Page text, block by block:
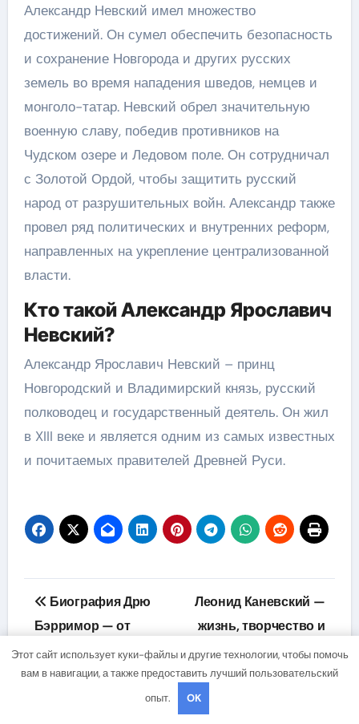
Александр Невский имел множество
достижений. Он сумел обеспечить безопасность
и сохранение Новгорода и других русских
земель во время нападения шведов, немцев и
монголо-татар. Невский обрел значительную
военную славу, победив противников на
Чудском озере и Ледовом поле. Он сотрудничал
с Золотой Ордой, чтобы защитить русский
народ от разрушительных войн. Александр также
провел ряд политических и внутренних реформ,
направленных на укрепление централизованной
власти.
Кто такой Александр Ярославич
Невский?
Александр Ярославич Невский – принц
Новгородский и Владимирский князь, русский
полководец и государственный деятель. Он жил
в XIII веке и является одним из самых известных
и почитаемых правителей Древней Руси.
Навигация
по
записям
Биография Дрю
Бэрримор — от
детской звезды к
успешной актрисе
Леонид Каневский —
жизнь, творчество и
великие победы
исключительного
русского актера, чье
Этот сайт использует куки-файлы и другие технологии, чтобы помочь
вам в навигации, а также предоставить лучший пользовательский
опыт.
OK